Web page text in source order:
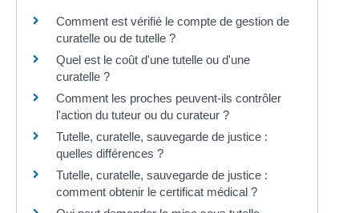
Comment est vérifié le compte de gestion de
curatelle ou de tutelle ?
Quel est le coût d'une tutelle ou d'une
curatelle ?
Comment les proches peuvent-ils contrôler
l'action du tuteur ou du curateur ?
Tutelle, curatelle, sauvegarde de justice :
quelles différences ?
Tutelle, curatelle, sauvegarde de justice :
comment obtenir le certificat médical ?